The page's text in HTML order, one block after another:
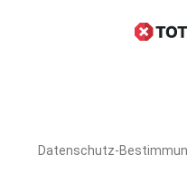
Datenschutz-